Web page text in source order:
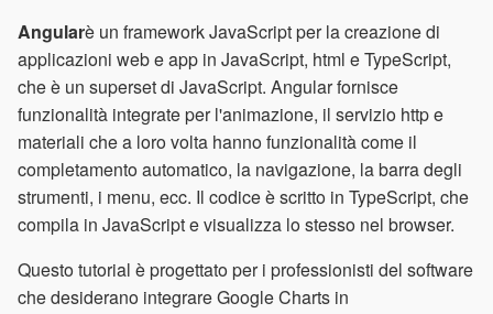
Angularè un framework JavaScript per la creazione di
applicazioni web e app in JavaScript, html e TypeScript,
che è un superset di JavaScript. Angular fornisce
funzionalità integrate per l'animazione, il servizio http e
materiali che a loro volta hanno funzionalità come il
completamento automatico, la navigazione, la barra degli
strumenti, i menu, ecc. Il codice è scritto in TypeScript, che
compila in JavaScript e visualizza lo stesso nel browser.
Questo tutorial è progettato per i professionisti del software
che desiderano integrare Google Charts in